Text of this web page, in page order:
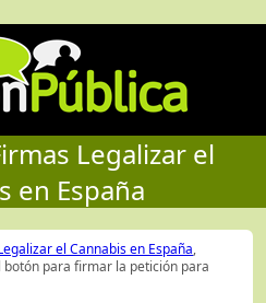
Legalizar el
en España
el Cannabis en España,
botón para firmar la petición para